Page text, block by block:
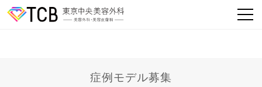
症例モデル募集